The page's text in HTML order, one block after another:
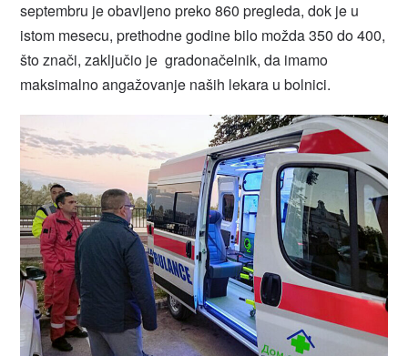
septembru je obavljeno preko 860 pregleda, dok je u
istom mesecu, prethodne godine bilo možda 350 do 400,
što znači, zaključio je gradonačelnik, da imamo
maksimalno angažovanje naših lekara u bolnici.